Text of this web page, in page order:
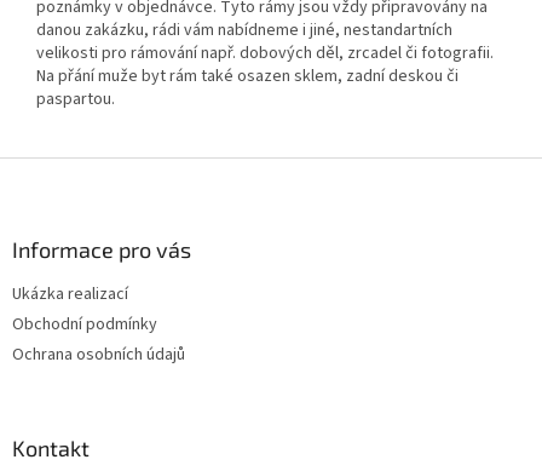
poznámky v objednávce. Tyto rámy jsou vždy připravovány na
danou zakázku, rádi vám nabídneme i jiné, nestandartních
velikosti pro rámování např. dobových děl, zrcadel či fotografii.
Na přání muže byt rám také osazen sklem, zadní deskou či
paspartou.
Informace pro vás
Ukázka realizací
Obchodní podmínky
Ochrana osobních údajů
Kontakt